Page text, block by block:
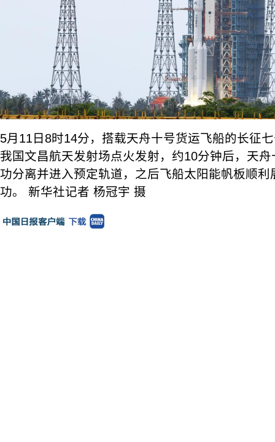
5月11日8时14分，搭载天舟十号货运飞船的长征
我国文昌航天发射场点火发射，约10分钟后，天
功分离并进入预定轨道，之后飞船太阳能帆板顺
功。 新华社记者 杨冠宇 摄